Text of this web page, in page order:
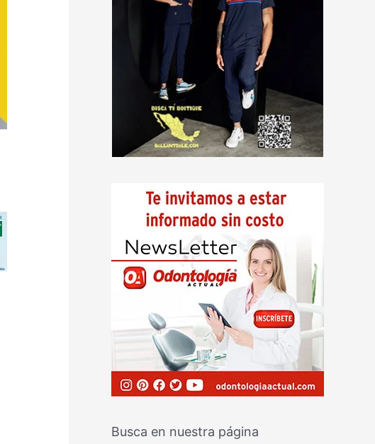
Busca en nuestra página